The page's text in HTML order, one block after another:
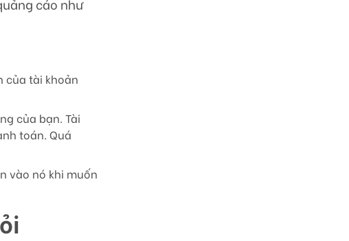
cáo như
của tài khoản
của bạn. Tài
toán. Quá
vào nó khi muốn